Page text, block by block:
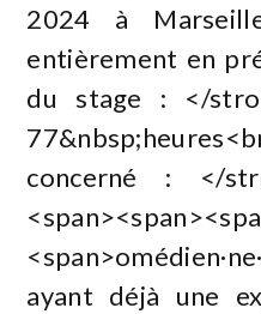
2024 à
entièrement en
du stage : </
concerné : </
ayant déjà une